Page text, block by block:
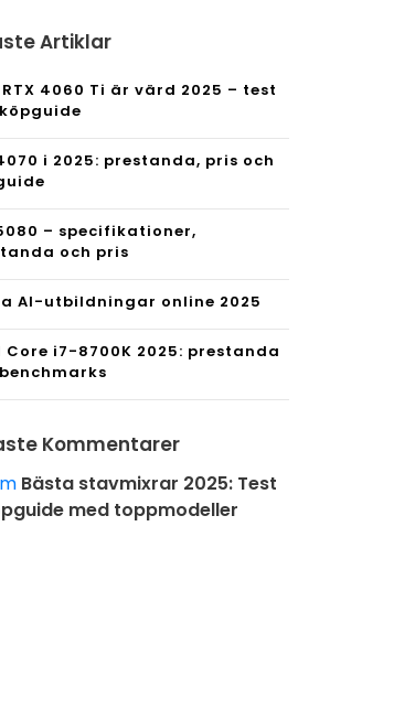
Artiklar
4060 Ti är värd 2025 – test
i 2025: prestanda, pris och
– specifikationer,
och pris
AI-utbildningar online 2025
Core i7-8700K 2025: prestanda
Kommentarer
Bästa stavmixrar 2025: Test
med toppmodeller